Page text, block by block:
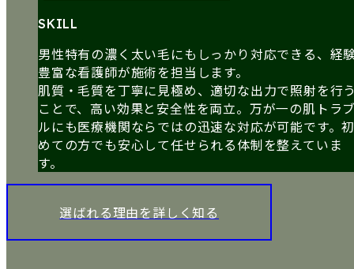
SKILL
男性特有の濃く太い毛にもしっかり対応できる、経
豊富な看護師が施術を担当します。
肌質・毛質を丁寧に見極め、適切な出力で照射を行
ことで、高い効果と安全性を両立。万が一の肌トラ
ルにも医療機関ならではの迅速な対応が可能です。
めての方でも安心して任せられる体制を整えていま
す。
選ばれる理由を詳しく知る